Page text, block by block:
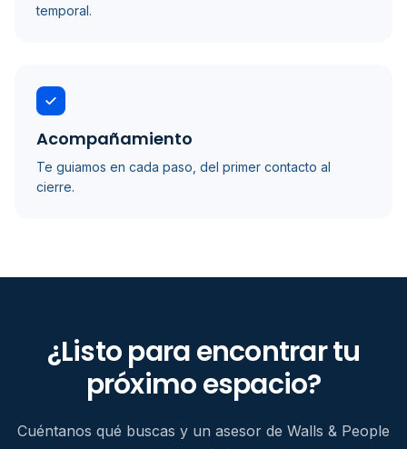
temporal.
Acompañamiento
Te guiamos en cada paso, del primer contacto al
cierre.
¿Listo para encontrar tu
próximo espacio?
Cuéntanos qué buscas y un asesor de Walls & People